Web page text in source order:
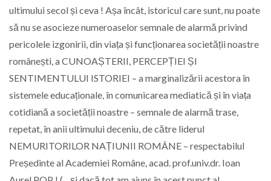
ultimului secol și ceva ! Așa încât, istoricul care sunt, nu poate
să nu se asocieze numeroaselor semnale de alarmă privind
pericolele izgonirii, din viața și funcționarea societății noastre
românești, a CUNOAȘTERII, PERCEPȚIEI ȘI
SENTIMENTULUI ISTORIEI – a marginalizării acestora în
sistemele educaționale, în comunicarea mediatică și în viața
cotidiană a societății noastre – semnale de alarmă trase,
repetat, în anii ultimului deceniu, de către liderul
NEMURITORILOR NAȚIUNII ROMÂNE – respectabilul
Președinte al Academiei Române, acad. prof.univ.dr. Ioan